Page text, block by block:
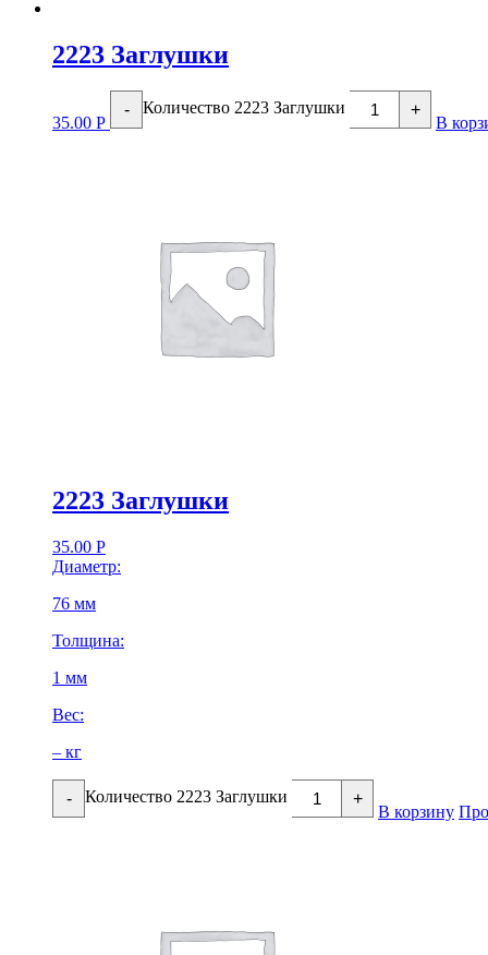
2223 Заглушки
35.00 Р
- Количество 2223 Заглушки +
В
2223 Заглушки
35.00 Р
Диаметр:
76 мм
Толщина:
1 мм
Вес:
– кг
- Количество 2223 Заглушки +
В корзину